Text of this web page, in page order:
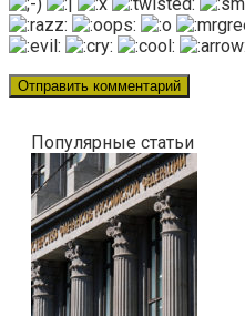
Популярные статьи